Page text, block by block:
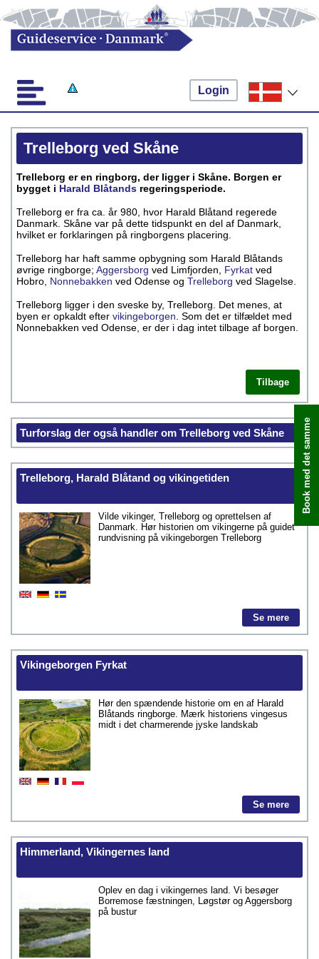
Login
Trelleborg ved Skåne
Trelleborg er en ringborg, der ligger i Skåne. Borgen er
bygget i Harald Blåtands regeringsperiode.
Trelleborg er fra ca. år 980, hvor Harald Blåtand regerede
Danmark. Skåne var på dette tidspunkt en del af Danmark,
hvilket er forklaringen på ringborgens placering.
Trelleborg har haft samme opbygning som Harald Blåtands
øvrige ringborge; Aggersborg ved Limfjorden, Fyrkat ved
Hobro, Nonnebakken ved Odense og Trelleborg ved Slagelse.
Trelleborg ligger i den sveske by, Trelleborg. Det menes, at
byen er opkaldt efter vikingeborgen . Som det er tilfældet med
Nonnebakken ved Odense, er der i dag intet tilbage af borgen.
Tilbage
Turforslag der også handler om Trelleborg ved Skåne
Trelleborg, Harald Blåtand og vikingetiden
Vilde vikinger, Trelleborg og oprettelsen af
Danmark. Hør historien om vikingerne på guidet
rundvisning på vikingeborgen Trelleborg
Se mere
Vikingeborgen Fyrkat
Hør den spændende historie om en af Harald
Blåtands ringborge. Mærk historiens vingesus
midt i det charmerende jyske landskab
Se mere
Himmerland, Vikingernes land
Oplev en dag i vikingernes land. Vi besøger
Borremose fæstningen, Løgstør og Aggersborg
på bustur
Book med det samme